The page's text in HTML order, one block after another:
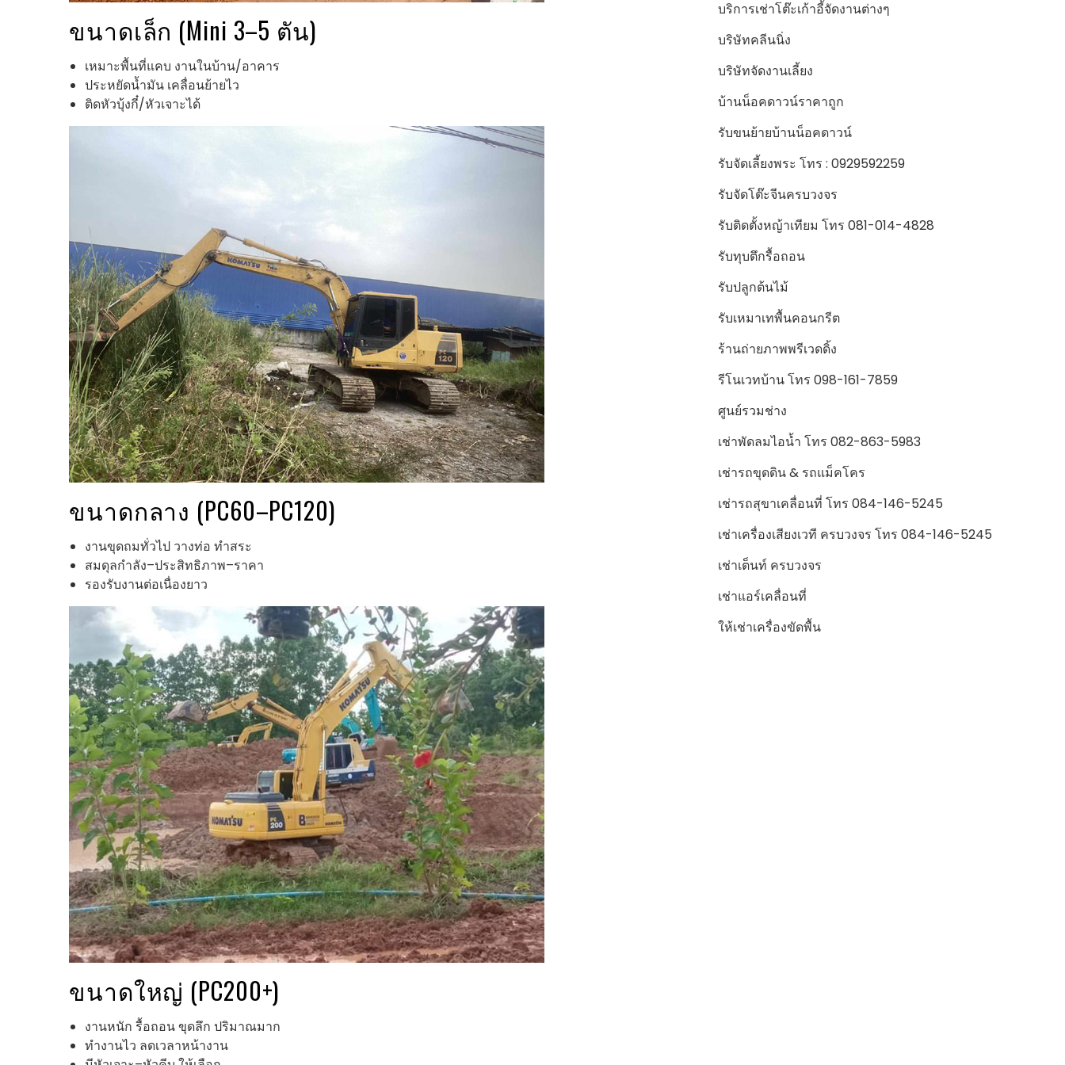
ขนาดเล็ก (Mini 3–5 ตัน)
เหมาะพื้นที่แคบ งานในบ้าน/อาคาร
ประหยัดน้ำมัน เคลื่อนย้ายไว
ติดหัวบุ้งกี๋/หัวเจาะได้
ขนาดกลาง (PC60–PC120)
งานขุดถมทั่วไป วางท่อ ทำสระ
สมดุลกำลัง–ประสิทธิภาพ–ราคา
รองรับงานต่อเนื่องยาว
ขนาดใหญ่ (PC200+)
งานหนัก รื้อถอน ขุดลึก ปริมาณมาก
ทำงานไว ลดเวลาหน้างาน
บริการเช่าโต๊ะเก้าอี้จัดงานต่างๆ
บริษัทคลีนนิ่ง
บริษัทจัดงานเลี้ยง
บ้านน็อคดาวน์ราคาถูก
รับขนย้ายบ้านน็อคดาวน์
รับจัดเลี้ยงพระ โทร : 0929592259
รับจัดโต๊ะจีนครบวงจร
รับติดตั้งหญ้าเทียม โทร 081-014-4828
รับทุบตึกรื้อถอน
รับปลูกต้นไม้
รับเหมาเทพื้นคอนกรีต
ร้านถ่ายภาพพรีเวดดิ้ง
รีโนเวทบ้าน โทร 098-161-7859
ศูนย์รวมช่าง
เช่าพัดลมไอน้ำ โทร 082-863-5983
เช่ารถขุดดิน & รถแม็คโคร
เช่ารถสุขาเคลื่อนที่ โทร 084-146-5245
เช่าเครื่องเสียงเวที ครบวงจร โทร 084-146-5245
เช่าเต็นท์ ครบวงจร
เช่าแอร์เคลื่อนที่
ให้เช่าเครื่องขัดพื้น